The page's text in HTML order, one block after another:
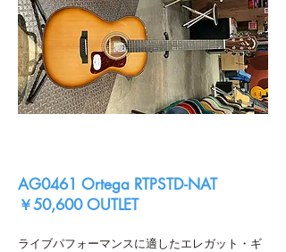
AG0461 Ortega RTPSTD-NAT
￥50,600 OUTLET
ライブパフォーマンスに適したエレガット・ギ